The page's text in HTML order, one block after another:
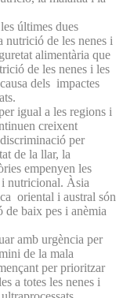
últimes dues
nutrició de les nenes i
alimentària que
de les nenes i les
dels impactes
igual a les regions i
creixent
per
de la llar, la
empenyen les
i nutricional. Àsia
oriental i austral són
de baix pes i anèmia
amb urgència per
de la mala
per prioritzar
a totes les nenes i